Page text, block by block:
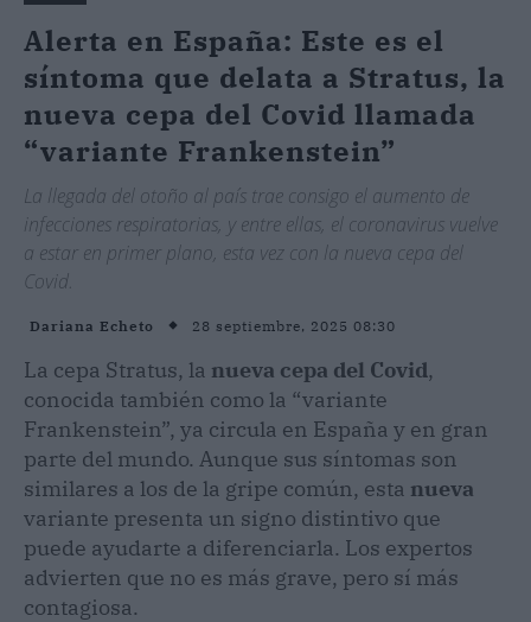
Alerta en España: Este es el
síntoma que delata a Stratus, la
nueva cepa del Covid llamada
“variante Frankenstein”
La llegada del otoño al país trae consigo el aumento de
infecciones respiratorias, y entre ellas, el coronavirus vuelve
a estar en primer plano, esta vez con la nueva cepa del
Covid.
Dariana Echeto 28 septiembre, 2025 08:30
La cepa Stratus, la nueva cepa del Covid,
conocida también como la “variante
Frankenstein”, ya circula en España y en gran
parte del mundo. Aunque sus síntomas son
similares a los de la gripe común, esta nueva
variante presenta un signo distintivo que
puede ayudarte a diferenciarla. Los expertos
advierten que no es más grave, pero sí más
contagiosa.